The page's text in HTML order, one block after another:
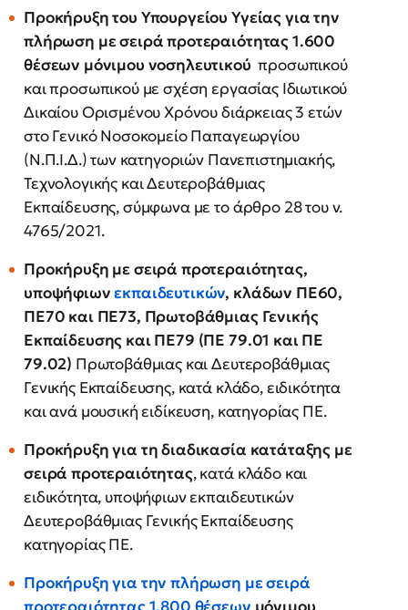
Προκήρυξη του Υπουργείου Υγείας για την
πλήρωση με σειρά προτεραιότητας 1.600
θέσεων μόνιμου νοσηλευτικού προσωπικού
και προσωπικού με σχέση εργασίας Ιδιωτικού
Δικαίου Ορισμένου Χρόνου διάρκειας 3 ετών
στο Γενικό Νοσοκομείο Παπαγεωργίου
(Ν.Π.Ι.Δ.) των κατηγοριών Πανεπιστημιακής,
Τεχνολογικής και Δευτεροβάθμιας
Εκπαίδευσης, σύμφωνα με το άρθρο 28 του ν.
4765/2021.
Προκήρυξη με σειρά προτεραιότητας,
υποψήφιωνεκπαιδευτικών, κλάδων ΠΕ60,
ΠΕ70 και ΠΕ73, Πρωτοβάθμιας Γενικής
Εκπαίδευσης και ΠΕ79 (ΠΕ 79.01 και ΠΕ
79.02) Πρωτοβάθμιας και Δευτεροβάθμιας
Γενικής Εκπαίδευσης, κατά κλάδο, ειδικότητα
και ανά μουσική ειδίκευση, κατηγορίας ΠΕ.
Προκήρυξη για τη διαδικασία κατάταξης με
σειρά προτεραιότητας, κατά κλάδο και
ειδικότητα, υποψήφιων εκπαιδευτικών
Δευτεροβάθμιας Γενικής Εκπαίδευσης
κατηγορίας ΠΕ.
Προκήρυξη για την πλήρωση με σειρά